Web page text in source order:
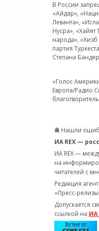
В России
«Айдар»,
Леванта»,
Нусра»,
народа»,
партия
Степана
«Голос
Европа/Радио
Нашли
ИА REX —
ИА REX —
на
читателей с
Редакция
«Пресс-
Допускается
ссылкой на ИА